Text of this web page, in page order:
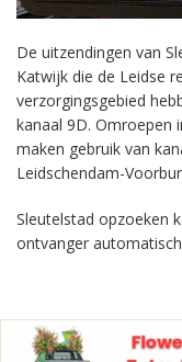
De uitzendingen van
Katwijk die de Leidse
verzorgingsgebied
kanaal 9D. Omroepen
maken gebruik van
Leidschendam-
Sleutelstad opzoeken
ontvanger